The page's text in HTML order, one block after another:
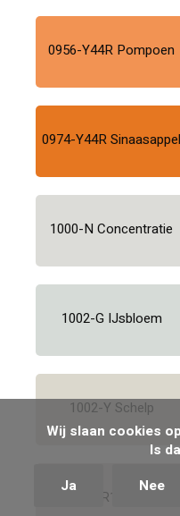
0956-Y44R Pompoen
0974-Y44R Sinaasappel
1000-N Concentratie
1002-G IJsbloem
1002-Y Schelp
1004-R11B Eer
Is
Ja
Nee